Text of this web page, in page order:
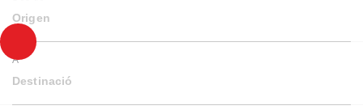
Origen
A
Destinació